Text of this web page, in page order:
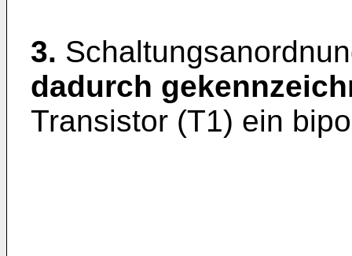
3.
dadurch
Transistor (T1) ein